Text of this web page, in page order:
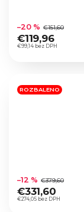
hodnotenie
produktu
je
hviezdičiek.
€99,14 bez DPH
–20 % €151,60
€119,96
ROZBALENO
hodnotenie
produktu
je
€274,05 bez DPH
–12 % €379,60
€331,60